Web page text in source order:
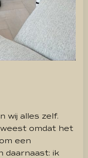
wij alles zelf.
omdat het
een
daarnaast: ik